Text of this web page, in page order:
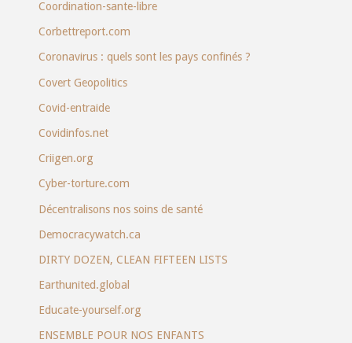
Coordination-sante-libre
Corbettreport.com
Coronavirus : quels sont les pays confinés ?
Covert Geopolitics
Covid-entraide
Covidinfos.net
Criigen.org
Cyber-torture.com
Décentralisons nos soins de santé
Democracywatch.ca
DIRTY DOZEN, CLEAN FIFTEEN LISTS
Earthunited.global
Educate-yourself.org
ENSEMBLE POUR NOS ENFANTS